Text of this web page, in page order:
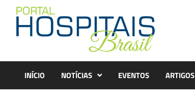
content
INÍCIO NOTÍCIAS EVENTOS ARTIGOS